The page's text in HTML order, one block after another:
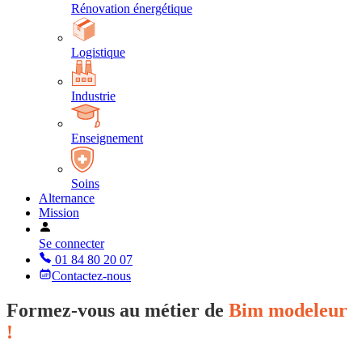
Rénovation énergétique
Logistique
Industrie
Enseignement
Soins
Alternance
Mission
Se connecter
01 84 80 20 07
Contactez-nous
Formez-vous au métier de Bim modeleur
!